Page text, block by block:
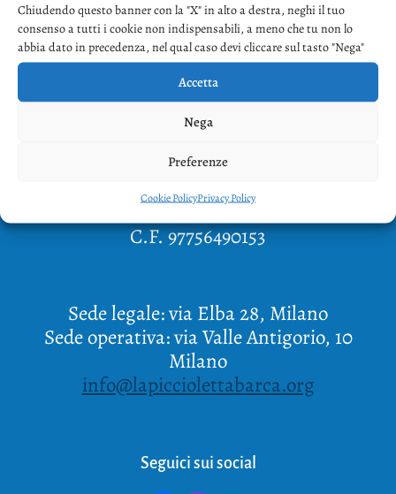
Chiudendo questo banner con la "X" in alto a destra, neghi il tuo
consenso a tutti i cookie non indispensabili, a meno che tu non lo
abbia dato in precedenza, nel qual caso devi cliccare sul tasto "Nega"
Accetta
Nega
Preferenze
Cookie PolicyPrivacy Policy
I miei ogget­ti pre­fe­ri­ti li ten­go in came­ra
mia, su[…]
Copyright 2022
La Piccioletta Barca A.P.S.
C.F. 97756490153
Sede legale: via Elba 28, Milano
Sede operativa: via Valle Antigorio, 10
Milano
info@lapicciolettabarca.org
Seguici sui social